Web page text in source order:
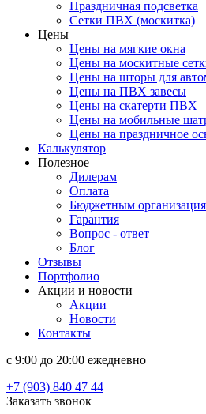
Праздничная подсветка
Сетки ПВХ (москитка)
Цены
Цены на мягкие окна
Цены на москитные
Цены на шторы для
Цены на ПВХ завесы
Цены на скатерти ПВХ
Цены на мобильные
Цены на праздничное
Калькулятор
Полезное
Дилерам
Оплата
Бюджетным
Гарантия
Вопрос - ответ
Блог
Отзывы
Портфолио
Акции и новости
Акции
Новости
Контакты
c 9:00 до 20:00 ежедневно
+7 (903) 840 47 44
Заказать звонок